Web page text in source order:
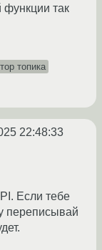
так
топика
22:48:33
Если тебе
переписывай